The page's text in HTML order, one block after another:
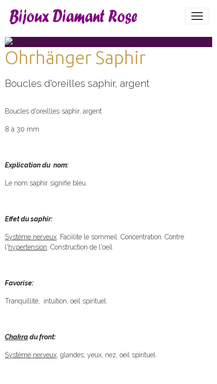
Ohrhänger Saphir
Boucles d'oreilles saphir, argent
Boucles d'oreillles saphir, argent
8 à 30 mm
Explication du nom:
Le nom saphir signifie bleu.
Effet du saphir:
Système nerveux . Faciilite le sommeil. Concentration. Contre
l'hypertension . Construction de l'oeil.
Favorise:
Tranquillité, intuition, oeil spirituel.
Chakradu front:
Système nerveux, glandes, yeux, nez, oeil spirituel.